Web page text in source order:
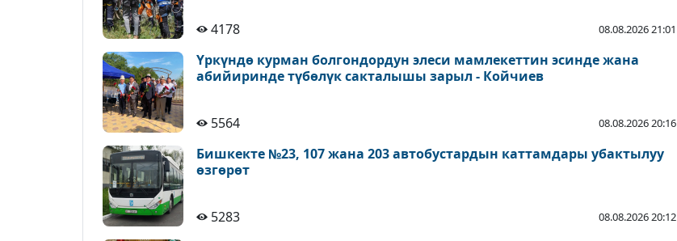
4178 08.08.2026 21:01
Үркүндө курман болгондордун элеси мамлекеттин эсинде жана
абийиринде түбөлүк сакталышы зарыл - Койчиев
5564 08.08.2026 20:16
Бишкекте №23, 107 жана 203 автобустардын каттамдары убактылуу
өзгөрөт
5283 08.08.2026 20:12